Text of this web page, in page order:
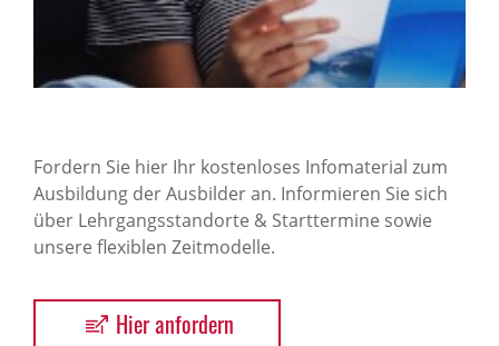
Fordern Sie hier Ihr kostenloses Infomaterial zum
Ausbildung der Ausbilder an. Informieren Sie sich
über Lehrgangsstandorte & Starttermine sowie
unsere flexiblen Zeitmodelle.
Hier anfordern